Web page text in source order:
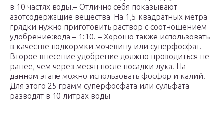
в 10 частях воды.– Отлично себя показывают
азотсодержащие вещества. На 1,5 квадратных метра
грядки нужно приготовить раствор с соотношением
удобрение:вода – 1:10. – Хорошо также использовать
в качестве подкормки мочевину или суперфосфат.–
Второе внесение удобрение должно проводиться не
ранее, чем через месяц после посадки лука. На
данном этапе можно использовать фосфор и калий.
Для этого 25 грамм суперфосфата или сульфата
разводят в 10 литрах воды.